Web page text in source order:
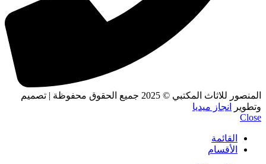
المنصور للاثاث المكتبي
© 2025 جميع الحقوق محفوظة | تصميم
وتطوير
انجاز ميديا
Close
القائمة
الأقسام